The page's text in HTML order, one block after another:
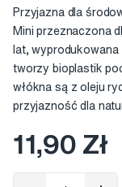
Przyjazna dla
Mini przeznaczona
lat,
tworzy bioplastik
włókna są z oleju
przyjazność dla
11,90 Zł